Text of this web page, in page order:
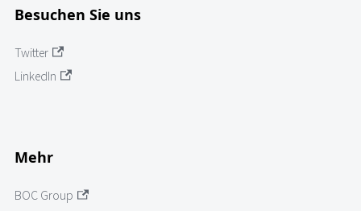
Besuchen Sie uns
Twitter
LinkedIn
Mehr
BOC Group